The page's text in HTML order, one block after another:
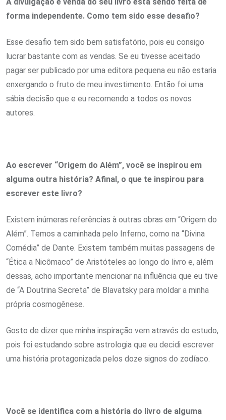
forma independente. Como tem sido esse desafio?
Esse desafio tem sido bem satisfatório, pois eu consigo
lucrar bastante com as vendas. Se eu tivesse aceitado
pagar ser publicado por uma editora pequena eu não estaria
enxergando o fruto de meu investimento. Então foi uma
sábia decisão que e eu recomendo a todos os novos
autores.
Ao escrever “Origem do Além”, você se inspirou em
alguma outra história? Afinal, o que te inspirou para
escrever este livro?
Existem inúmeras referências à outras obras em “Origem do
Além”. Temos a caminhada pelo Inferno, como na “Divina
Comédia” de Dante. Existem também muitas passagens de
“Ética a Nicômaco” de Aristóteles ao longo do livro e, além
dessas, acho importante mencionar na influência que eu tive
de “A Doutrina Secreta” de Blavatsky para moldar a minha
própria cosmogênese.
Gosto de dizer que minha inspiração vem através do estudo,
pois foi estudando sobre astrologia que eu decidi escrever
uma história protagonizada pelos doze signos do zodíaco.
Você se identifica com a história do livro de alguma